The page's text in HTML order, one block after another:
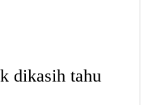
dikasih tahu